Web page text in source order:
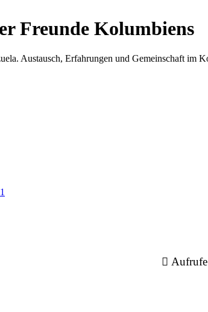
Freunde Kolumbiens
Austausch, Erfahrungen und Gemeinschaft im